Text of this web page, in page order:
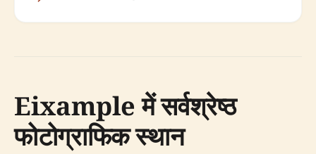
Eixample में सर्वश्रेष्ठ
फोटोग्राफिक स्थान